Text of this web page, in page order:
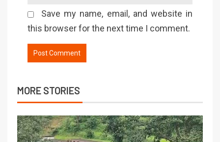
Save my name, email, and website in
this browser for the next time I comment.
MORE STORIES